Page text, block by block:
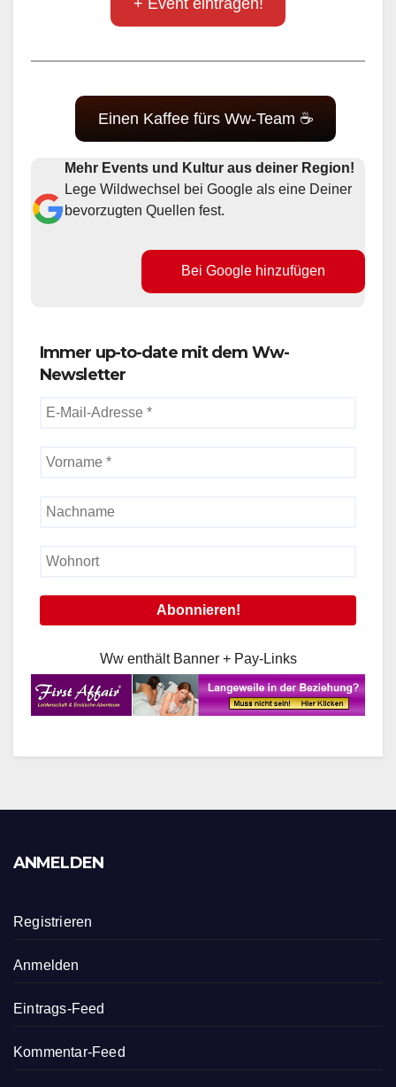
Einen Kaffee fürs Ww-Team ☕
Mehr Events und Kultur aus deiner Region!
Lege Wildwechsel bei Google als eine Deiner
bevorzugten Quellen fest.
Bei Google hinzufügen
Immer up-to-date mit dem Ww-
Newsletter
Ww enthält Banner + Pay-Links
ANMELDEN
Registrieren
Anmelden
Eintrags-Feed
Kommentar-Feed